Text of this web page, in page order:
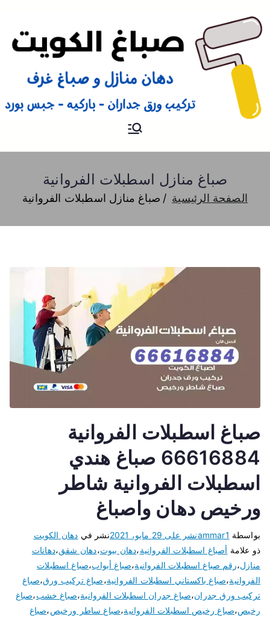
صباغ
صباغ منازل اسطبلات الفروانية
الصفحة الرئيسية صباغ منازل اسطبلات الفروانية
صباغ اسطبلات الفروانية
66616884 صباغ هندي
اسطبلات الفروانية شاطر
ورخيص دهان واصباغ
بواسطة ammar1نشر على 29 مايو، 2021 نشر في دهان الكويت
ذو علامة أصباغ اسطبلات الفروانية،دهان بيوت،دهان شقق،دهانات
منازل،رقم صباغ اسطبلات الفروانية،صباغ أبواب،صباغ اسطبلات
الفروانية،صباغ باكستاني اسطبلات الفروانية،صباغ تركيب ورق،صباغ
تركيب ورق جدران،صباغ جدران اسطبلات الفروانية،صباغ خشب،صباغ
رخيص،صباغ رخيص اسطبلات الفروانية،صباغ ساطر ورخيص،صباغ